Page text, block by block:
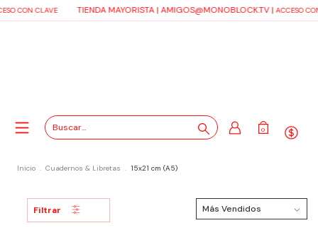
CON CLAVE TIENDA MAYORISTA |AMIGOS@MONOBLOCK.TV|ACCESO CON
0
Inicio Cuadernos & Libretas 15x21 cm (A5)
Filtrar